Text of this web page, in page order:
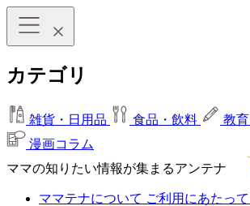
カテゴリ
雑貨・日用品 食品・飲料 教育
漫画コラム
ママの知りたい情報が集まるアンテナ
ママテナについて ご利用にあたって